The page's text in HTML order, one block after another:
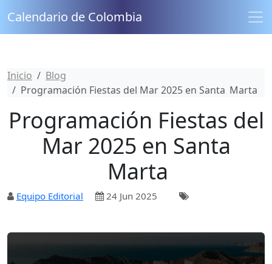
Calendario de Colombia
Inicio
Blog
Programación Fiestas del Mar 2025 en Santa Marta
Programación Fiestas del
Mar 2025 en Santa
Marta
Equipo Editorial 24 Jun 2025